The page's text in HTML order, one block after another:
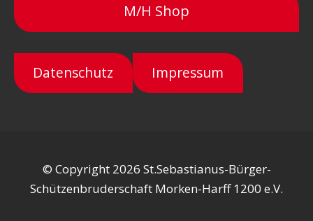
M/H Shop
Datenschutz Impressum
© Copyright 2026 St.Sebastianus-Bürger-
Schützenbruderschaft Morken-Harff 1200 e.V.